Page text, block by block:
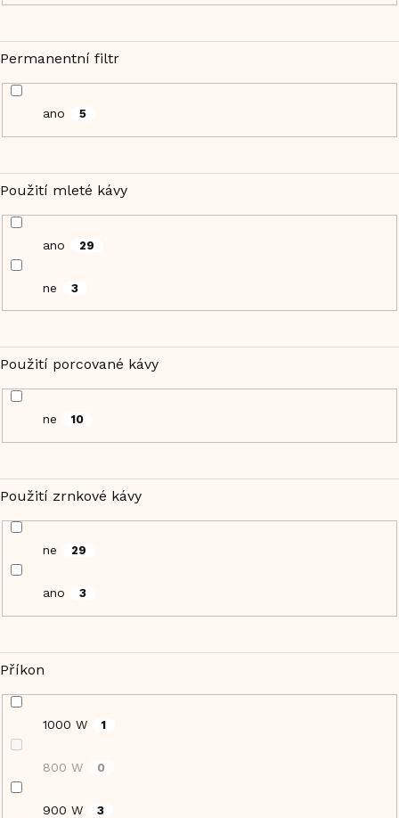
Permanentní filtr
ano 5
Použití mleté kávy
ano 29
ne 3
Použití porcované kávy
ne 10
Použití zrnkové kávy
ne 29
ano 3
Příkon
1000 W 1
800 W 0
900 W 3